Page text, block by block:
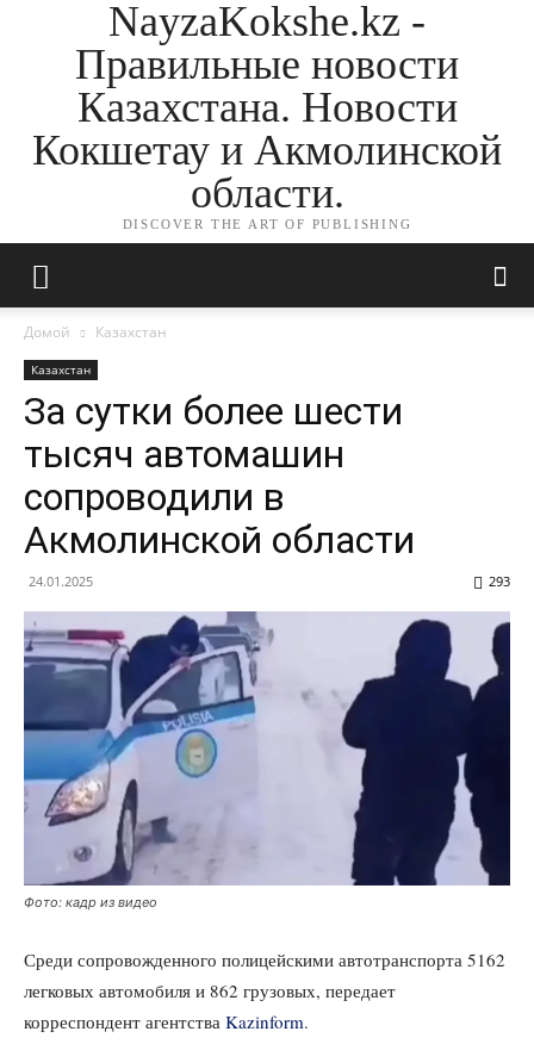
NayzaKokshe.kz -
Правильные новости
Казахстана. Новости
Кокшетау и Акмолинской
области.
DISCOVER THE ART OF PUBLISHING
Домой Казахстан
Казахстан
За сутки более шести
тысяч автомашин
сопроводили в
Акмолинской области
24.01.2025 293
Фото: кадр из видео
Среди сопровожденного полицейскими автотранспорта 5162
легковых автомобиля и 862 грузовых, передает
корреспондент агентства Kazinform.